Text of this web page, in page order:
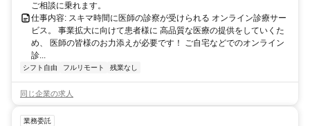
ご相談に乗れます。
仕事内容: スキマ時間に医師の診察が受けられる オンライン診療サー
ビス。 事業拡大に向けて患者様に 高品質な医療の提供をしていくた
め、 医師の皆様のお力添えが必要です！ ご自宅などでのオンライン
診...
シフト自由 フルリモート 残業なし
同じ企業の求人
業務委託